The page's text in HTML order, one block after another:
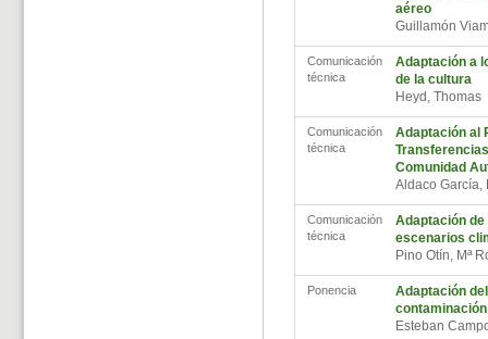
aéreo
Guillamón
Comunicación
técnica
Adaptación a
de la cultura
Heyd, Thomas
Comunicación
técnica
Adaptación al
Comunidad
Aldaco
Comunicación
técnica
Adaptación de
escenarios
Pino Otín, Mª
Ponencia
Adaptación
Esteban